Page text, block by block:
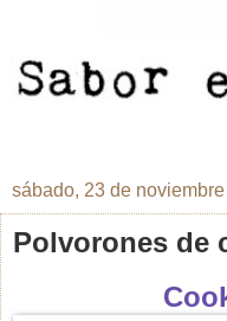
sábado, 23 de
Polvorones de